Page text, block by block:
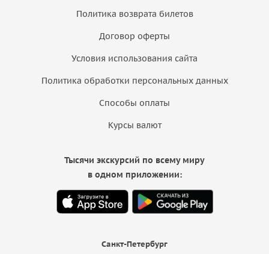
Политика возврата билетов
Договор оферты
Условия использования сайта
Политика обработки персональных данных
Способы оплаты
Курсы валют
Санкт-Петербург
Тысячи экскурсий по всему миру
в одном приложении: